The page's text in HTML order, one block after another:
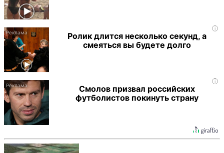
i
Ролик длится несколько секунд, а
смеяться вы будете долго
i
Смолов призвал российских
футболистов покинуть страну